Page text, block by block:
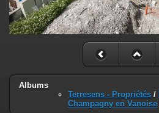
Albums
Terresens - Propriétés /
Champagny en Vanoise